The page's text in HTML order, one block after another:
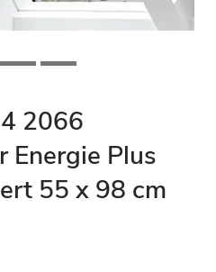
2066
Energie Plus
55 x 98 cm